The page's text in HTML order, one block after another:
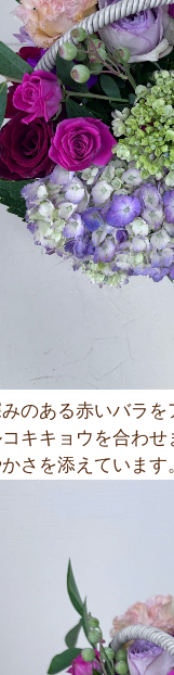
のある赤いバラ
キキョウを合わせ
さを添えています。